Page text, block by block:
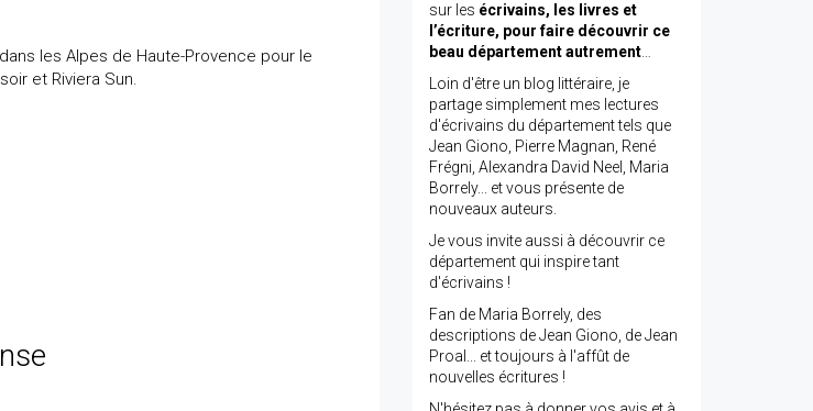
les Alpes de Haute-Provence pour le
et Riviera Sun.
sur les écrivains, les livres et
l’écriture, pour faire découvrir ce
beau département autrement…
Loin d'être un blog littéraire, je
partage simplement mes lectures
d'écrivains du département tels que
Jean Giono, Pierre Magnan, René
Frégni, Alexandra David Neel, Maria
Borrely... et vous présente de
nouveaux auteurs.
Je vous invite aussi à découvrir ce
département qui inspire tant
d'écrivains !
Fan de Maria Borrely, des
descriptions de Jean Giono, de Jean
Proal... et toujours à l'affût de
nouvelles écritures !